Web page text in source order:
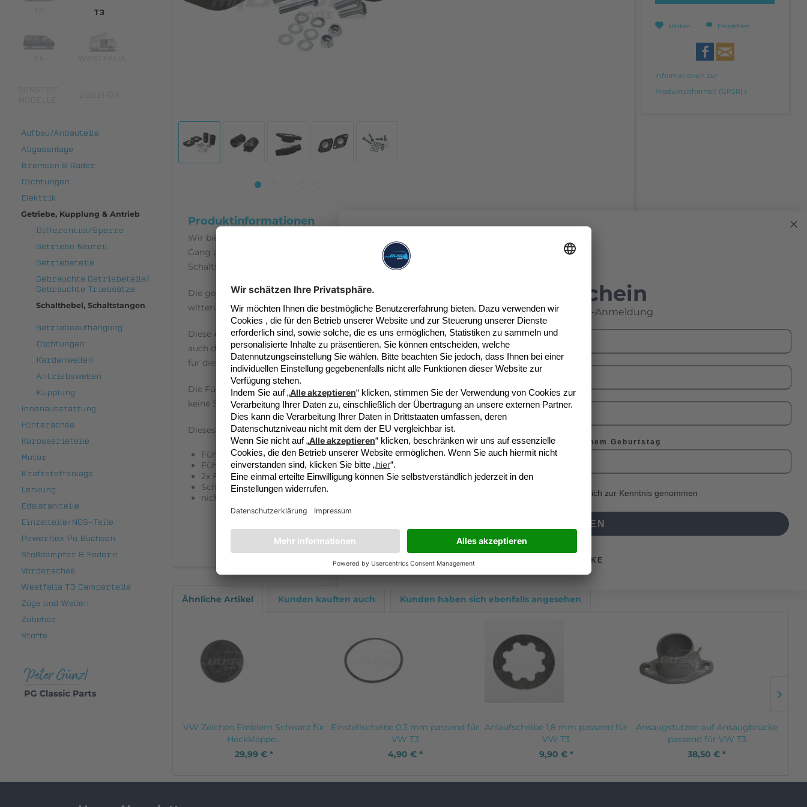
T3
Aufbau/Anbauteile
Abgasanlage
Bremsen & Räder
Dichtungen
Elektrik
Getriebe, Kupplung & Antrieb
Differential/Sperre
Getriebe Neuteil
Getriebeteile
Gebrauchte Getriebeteile/
Gebrauchte Triebsätze
Schalthebel, Schaltstangen
Getriebeaufhängung
Dichtungen
Kardanwellen
Antriebswellen
Kupplung
Innenausstattung
Hinterachse
Karosserieteile
Motor
Kraftstoffanlage
Lenkung
Edelstahlteile
Einzelteile/NOS-Teile
Powerflex Pu Buchsen
Stoßdämpfer & Federn
Vorderachse
Westfalia T3 Camperteile
Züge und Wellen
Zubehör
Stoffe
Produktinformationen
Wir bieten hier eine nahezu spielfreie Schaltstangenführung für den VW T3 2WD an. Passend für alle 5
Gang und die neuere 4 Gang Schaltstangenführung ab Modelljahr 1986. Der
Schaltstangendurchmesser beträgt 20mm.
Die gedruckten Gehäuse sind aus kohlenstofffaserverstärktem Polyamid-Filament. Sie sind
witterungs-, öl- und temperaturbeständig bis 180 °C.
Diese Art der Führungsbuchsen ist für den Betrieb ohne Fett entwickelt worden. Daher ist es wichtig
auch die Faltenbalge zu tauschen. Bereits eingebaute Faltenbalge haben Fettrückstände, welche nicht
für diese Führungsbuchsen gedacht sind.
Die Führung genießt den Vorteil einer exakten Schaltung - kein Schmieren des Schaltgestänges mehr,
keine Schwergängigkeit durch Verkleben oder Verschmutzen des alten Fettes.
Dieses Set besteht aus:
Führungsbuchse hinten am Getriebe, ersetzt 251 711 207 D
Führungsbuchse vorne Nähe Tank, ersetzt 251 711 207 E
2x Faltenbalg 251 711 167 F für Führungslager hinten / Ersatz für die verbauten
Schraubenset zur Montage inkl. Einbauanleitung
nicht für Syncro Modelle
Merken Empfehlen
Informationen zur
Produktsicherheit (GPSR)
Ähnliche Artikel Kunden kauften auch Kunden haben sich ebenfalls angesehen
VW Zeichen Emblem Schwarz für
Heckklappe...
29,99 € *
Einstellscheibe 0,3 mm passend für
VW T3
4,90 € *
Anlaufscheibe 1,8 mm passend für
VW T3
9,90 € *
Ansaugstutzen auf Ansaugbrücke
passend für VW T3
38,50 € *
5€ Gutschein
für deine Newsletter-Anmeldung
Für eine kleine Überraschung per Newsletter zu deinem Geburtstag
habe ich zur Kenntnis genommen
ANMELDEN
NEIN, DANKE